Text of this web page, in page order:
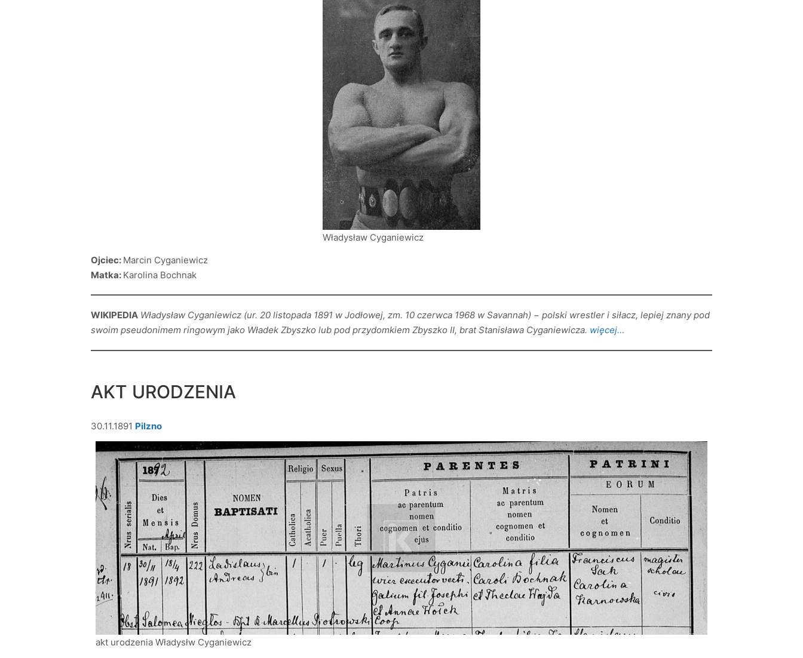
Władysław Cyganiewicz
Ojciec: Marcin Cyganiewicz
Matka: Karolina Bochnak
WIKIPEDIA Władysław Cyganiewicz (ur. 20 listopada 1891 w Jodłowej, zm. 10 czerwca 1968 w Savannah) − polski wrestler i siłacz, lepiej znany pod
swoim pseudonimem ringowym jako Władek Zbyszko lub pod przydomkiem Zbyszko II, brat Stanisława Cyganiewicza. więcej…
AKT URODZENIA
30.11.1891 Pilzno
akt urodzenia Władysłw Cyganiewicz